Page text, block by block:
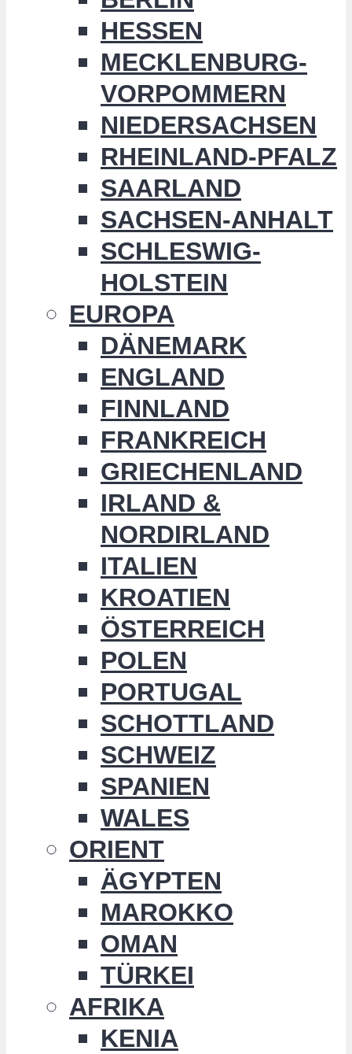
HESSEN
MECKLENBURG-
VORPOMMERN
NIEDERSACHSEN
RHEINLAND-PFALZ
SAARLAND
SACHSEN-ANHALT
SCHLESWIG-
HOLSTEIN
EUROPA
DÄNEMARK
ENGLAND
FINNLAND
FRANKREICH
GRIECHENLAND
IRLAND &
NORDIRLAND
ITALIEN
KROATIEN
ÖSTERREICH
POLEN
PORTUGAL
SCHOTTLAND
SCHWEIZ
SPANIEN
WALES
ORIENT
ÄGYPTEN
MAROKKO
OMAN
TÜRKEI
AFRIKA
KENIA